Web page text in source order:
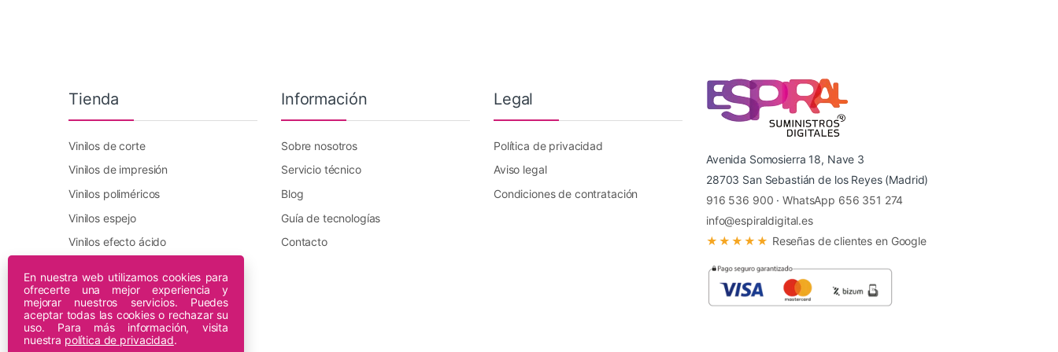
Tienda
Vinilos de corte
Vinilos de impresión
Vinilos poliméricos
Vinilos espejo
Vinilos efecto ácido
Plotters DTF Innuro
Plotters de impresión
Información
Sobre nosotros
Servicio técnico
Blog
Guía de tecnologías
Contacto
Legal
Política de privacidad
Aviso legal
Condiciones de contratación
Avenida Somosierra 18, Nave 3
28703 San Sebastián de los Reyes (Madrid)
916 536 900 ·WhatsApp 656 351 274
info@espiraldigital.es
★★★★★ Reseñas de clientes en Google
En nuestra web utilizamos cookies para
ofrecerte una mejor experiencia y
mejorar nuestros servicios. Puedes
aceptar todas las cookies o rechazar su
uso. Para más información, visita
nuestra política de privacidad.